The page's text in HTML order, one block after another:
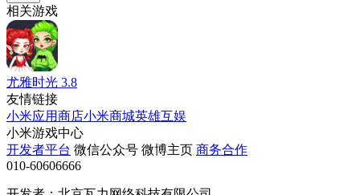
相关游戏
尤雅时光 3.8
友情链接
小米应用商店小米商城英雄互娱
小米游戏中心
开发者平台 微信公众号 微博主页 商务合作
010-60606666